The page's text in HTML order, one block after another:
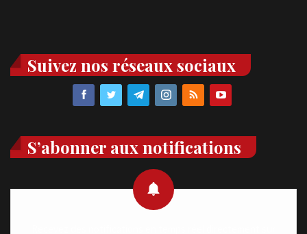
Suivez nos réseaux sociaux
S’abonner aux notifications